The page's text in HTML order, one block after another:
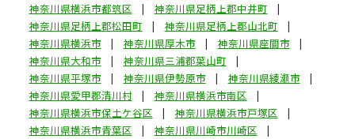
神奈川県横浜市都筑区
神奈川県足柄上郡中井町
神奈川県足柄上郡松田町
神奈川県足柄上郡山北町
神奈川県横浜市
神奈川県厚木市
神奈川県座間市
神奈川県大和市
神奈川県三浦郡葉山町
神奈川県平塚市
神奈川県伊勢原市
神奈川県綾瀬市
神奈川県愛甲郡清川村
神奈川県横浜市南区
神奈川県横浜市保土ケ谷区
神奈川県横浜市戸塚区
神奈川県横浜市青葉区
神奈川県川崎市川崎区